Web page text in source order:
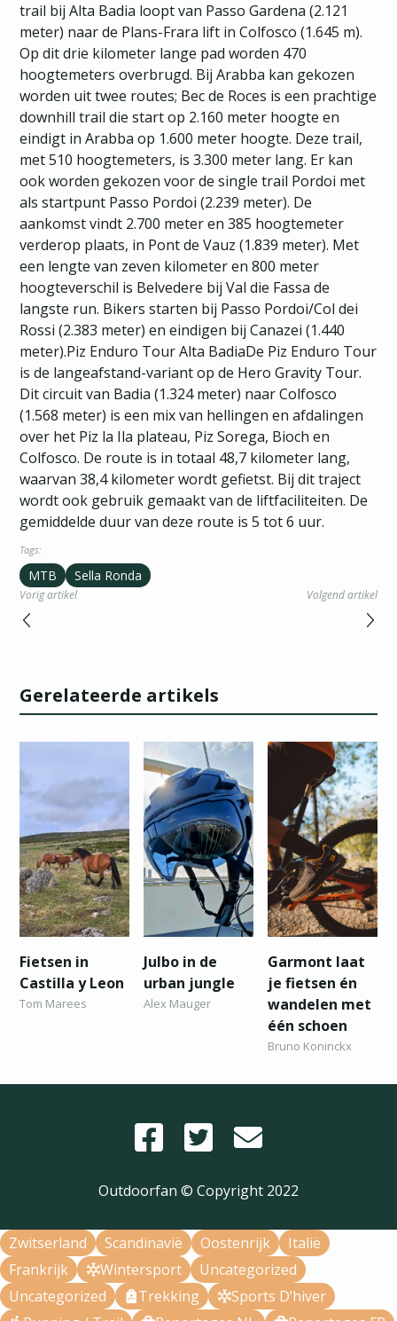
trail bij Alta Badia loopt van Passo Gardena (2.121
meter) naar de Plans-Frara lift in Colfosco (1.645 m).
Op dit drie kilometer lange pad worden 470
hoogtemeters overbrugd. Bij Arabba kan gekozen
worden uit twee routes; Bec de Roces is een prachtige
downhill trail die start op 2.160 meter hoogte en
eindigt in Arabba op 1.600 meter hoogte. Deze trail,
met 510 hoogtemeters, is 3.300 meter lang. Er kan
ook worden gekozen voor de single trail Pordoi met
als startpunt Passo Pordoi (2.239 meter). De
aankomst vindt 2.700 meter en 385 hoogtemeter
verderop plaats, in Pont de Vauz (1.839 meter). Met
een lengte van zeven kilometer en 800 meter
hoogteverschil is Belvedere bij Val die Fassa de
langste run. Bikers starten bij Passo Pordoi/Col dei
Rossi (2.383 meter) en eindigen bij Canazei (1.440
meter).Piz Enduro Tour Alta BadiaDe Piz Enduro Tour
is de langeafstand-variant op de Hero Gravity Tour.
Dit circuit van Badia (1.324 meter) naar Colfosco
(1.568 meter) is een mix van hellingen en afdalingen
over het Piz la Ila plateau, Piz Sorega, Bioch en
Colfosco. De route is in totaal 48,7 kilometer lang,
waarvan 38,4 kilometer wordt gefietst. Bij dit traject
wordt ook gebruik gemaakt van de liftfaciliteiten. De
gemiddelde duur van deze route is 5 tot 6 uur.
Tags:
MTB Sella Ronda
Vorig artikel Volgend artikel
Gerelateerde artikels
Fietsen in
Castilla y Leon
Tom Marees
Julbo in de
urban jungle
Alex Mauger
Garmont laat
je fietsen én
wandelen met
één schoen
Bruno Koninckx
Outdoorfan © Copyright 2022
Zwitserland Scandinavië Oostenrijk
Italië
Frankrijk
Wintersport
Uncategorized
Uncategorized
Trekking
Sports D’hiver